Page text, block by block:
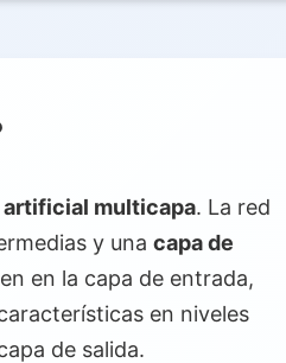
artificial multicapa. La red
y una capa de
en la capa de entrada,
en niveles
de salida.